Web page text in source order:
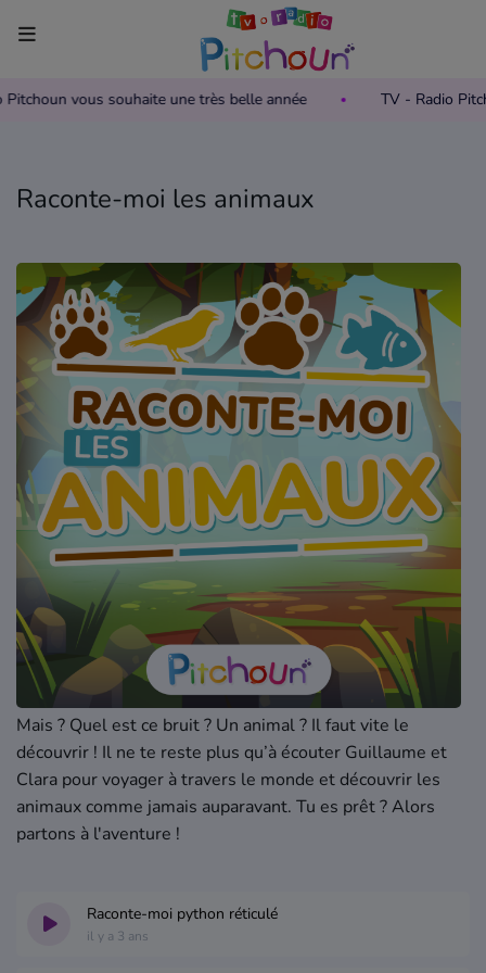
Pitchoun vous souhaite une très belle année TV - Radio
Accueil
Replay TV Pitchoun
Où regarder TV Pitchoun ?
Radio
Grille des programmes Radio
Podcasts
Où écouter Radio Pitchoun ?
Pitchoun Rédac
Qui sommes-nous ?
Contact
Raconte-moi les animaux
Mais ? Quel est ce bruit ? Un animal ? Il faut vite le
découvrir ! Il ne te reste plus qu’à écouter Guillaume et
Clara pour voyager à travers le monde et découvrir les
animaux comme jamais auparavant. Tu es prêt ? Alors
partons à l'aventure !
Raconte-moi python réticulé
il y a 3 ans